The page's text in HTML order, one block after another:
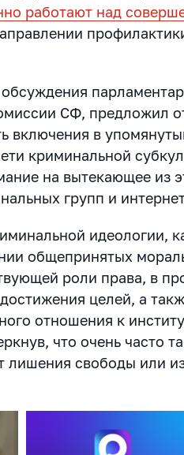
работают над
СФ, предложил
включения в
криминальной
на вытекающее из
групп и
идеологии,
общепринятых
роли права, в
целей, а
отношения к
что очень часто
лишения свободы или